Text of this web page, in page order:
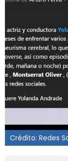
Crédito: Redes